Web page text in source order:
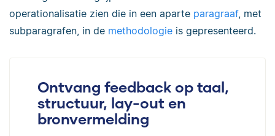
operationalisatie zien die in een aparte paragraaf, met
subparagrafen, in de methodologie is gepresenteerd.
Ontvang feedback op taal,
structuur, lay-out en
bronvermelding